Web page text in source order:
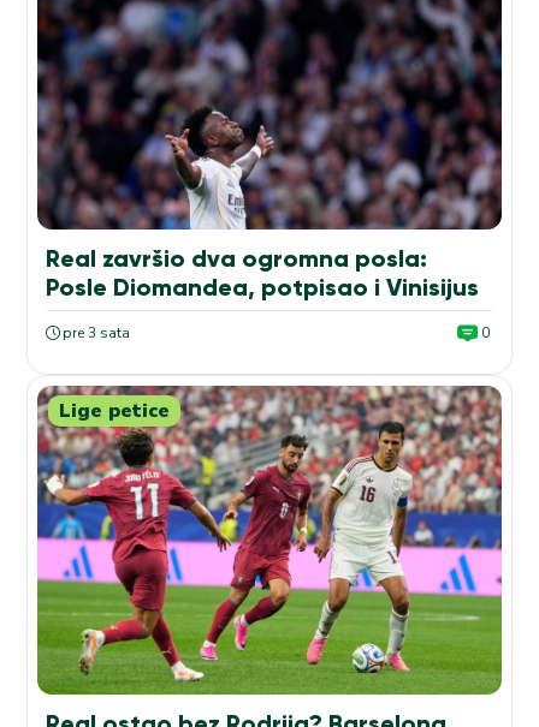
Real završio dva ogromna posla:
Posle Diomandea, potpisao i Vinisijus
pre 3 sata 0
Lige petice